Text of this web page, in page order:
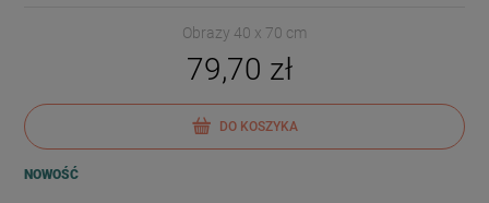
Obrazy 40 x 70 cm
79,70 zł
DO KOSZYKA
NOWOŚĆ